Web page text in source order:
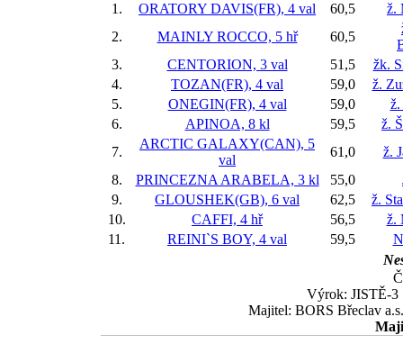
1.
ORATORY DAVIS(FR), 4 val 60,5
ž.
2.
MAINLY ROCCO, 5 hř 60,5
3.
CENTORION, 3 val 51,5
žk.
4.
TOZAN(FR), 4 val 59,0
ž.
5.
ONEGIN(FR), 4 val 59,0
ž.
6.
APINOA, 8 kl 59,5
ž.
7.
ARCTIC GALAXY(CAN), 5
val
61,0
ž.
8.
PRINCEZNA ARABELA, 3 kl 55,0
9.
GLOUSHEK(GB), 6 val 62,5
ž.
10.
CAFFI, 4 hř 56,5
ž.
11.
REINI`S BOY, 4 val 59,5
Výrok: JISTĚ-3
Majitel: BORS Břeclav